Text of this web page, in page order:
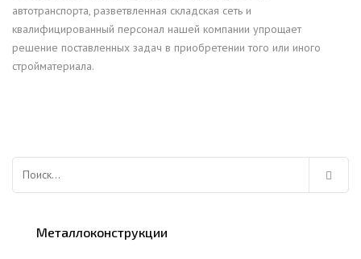
автотранспорта, разветвленная складская сеть и
квалифицированный персонал нашей компании упрощает
решение поставленных задач в приобретении того или иного
стройматериала.
Металлоконструкции